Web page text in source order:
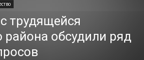
трудящейся
обсудили ряд